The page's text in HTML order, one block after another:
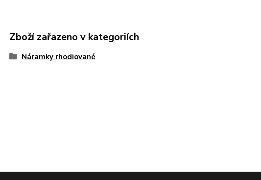
Zboží zařazeno v kategoriích
Náramky rhodiované